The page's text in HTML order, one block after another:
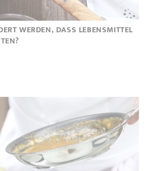
WERDEN, DASS LEBENSMITTEL